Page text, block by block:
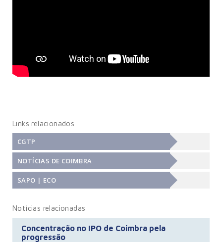
Links relacionados
CGTP
NOTÍCIAS DE COIMBRA
SAPO | ECO
Notícias relacionadas
Concentração no IPO de Coimbra pela
progressão